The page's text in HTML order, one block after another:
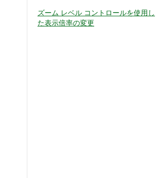
ズーム レベル コントロールを使用し
た表示倍率の変更